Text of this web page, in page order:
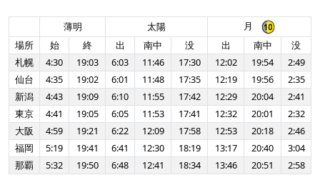
薄明 太陽
月
場所
始 終 出 南中 没 出 南中
没
札幌
4:30 19:03 6:03 11:46 17:30 12:02 19:54
2:49
仙台
4:35 19:02 6:01 11:48 17:35 12:19 19:56
2:35
新潟
4:43 19:09 6:10 11:55 17:42 12:29 20:04
2:41
東京
4:41 19:05 6:05 11:53 17:41 12:32 20:01
2:32
大阪
4:59 19:21 6:22 12:09 17:58 12:53 20:18
2:46
福岡
5:19 19:41 6:41 12:30 18:19 13:17 20:40
3:04
那覇
5:32 19:50 6:48 12:41 18:34 13:46 20:51 2:58